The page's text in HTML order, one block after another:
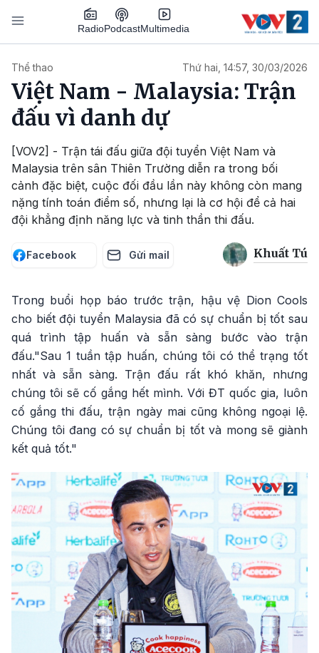
Nhảy đến nội dung
RadioPodcastMultimedia
Thể thao Thứ hai, 14:57, 30/03/2026
Việt Nam - Malaysia: Trận
đấu vì danh dự
[VOV2] - Trận tái đấu giữa đội tuyển Việt Nam và
Malaysia trên sân Thiên Trường diễn ra trong bối
cảnh đặc biệt, cuộc đối đầu lần này không còn mang
nặng tính toán điểm số, nhưng lại là cơ hội để cả hai
đội khẳng định năng lực và tinh thần thi đấu.
Facebook Gửi mail Khuất Tú
Trong buổi họp báo trước trận, hậu vệ Dion Cools
cho biết đội tuyển Malaysia đã có sự chuẩn bị tốt sau
quá trình tập huấn và sẵn sàng bước vào trận
đấu."Sau 1 tuần tập huấn, chúng tôi có thể trạng tốt
nhất và sẵn sàng. Trận đấu rất khó khăn, nhưng
chúng tôi sẽ cố gắng hết mình. Với ĐT quốc gia, luôn
cố gắng thi đấu, trận ngày mai cũng không ngoại lệ.
Chúng tôi đang có sự chuẩn bị tốt và mong sẽ giành
kết quả tốt."